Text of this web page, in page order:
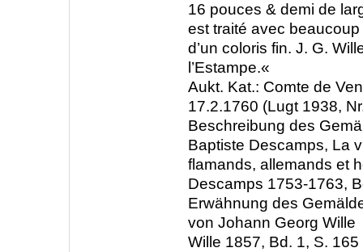
16 pouces & demi de
est traité avec
d’un coloris fin. J. G.
l’Estampe.«
Aukt. Kat.: Comte de
17.2.1760 (Lugt 1938,
Beschreibung des
Baptiste Descamps, La
flamands, allemands et
Descamps 1753-1763,
Erwähnung des
von Johann Georg Wille
Wille 1857, Bd. 1, S. 165